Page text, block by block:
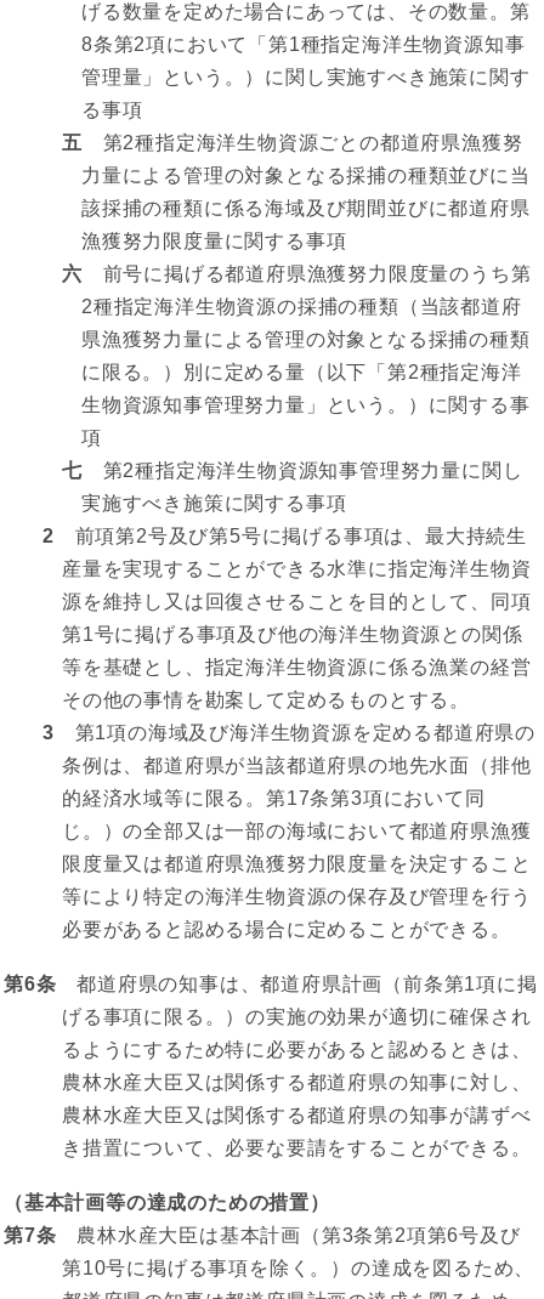
げる数量を定めた場合にあっては、その数量。第
8条第2項において「第1種指定海洋生物資源知事
管理量」という。）に関し実施すべき施策に関す
る事項
五 第2種指定海洋生物資源ごとの都道府県漁獲努
力量による管理の対象となる採捕の種類並びに当
該採捕の種類に係る海域及び期間並びに都道府県
漁獲努力限度量に関する事項
六 前号に掲げる都道府県漁獲努力限度量のうち第
2種指定海洋生物資源の採捕の種類（当該都道府
県漁獲努力量による管理の対象となる採捕の種類
に限る。）別に定める量（以下「第2種指定海洋
生物資源知事管理努力量」という。）に関する事
項
七第2種指定海洋生物資源知事管理努力量に関し
実施すべき施策に関する事項
2 前項第2号及び第5号に掲げる事項は、最大持続生
産量を実現することができる水準に指定海洋生物資
源を維持し又は回復させることを目的として、同項
第1号に掲げる事項及び他の海洋生物資源との関係
等を基礎とし、指定海洋生物資源に係る漁業の経営
その他の事情を勘案して定めるものとする。
3 第1項の海域及び海洋生物資源を定める都道府県の
条例は、都道府県が当該都道府県の地先水面（排他
的経済水域等に限る。第17条第3項において同
じ。）の全部又は一部の海域において都道府県漁獲
限度量又は都道府県漁獲努力限度量を決定すること
等により特定の海洋生物資源の保存及び管理を行う
必要があると認める場合に定めることができる。
第6条 都道府県の知事は、都道府県計画（前条第1項に掲
げる事項に限る。）の実施の効果が適切に確保され
るようにするため特に必要があると認めるときは、
農林水産大臣又は関係する都道府県の知事に対し、
農林水産大臣又は関係する都道府県の知事が講ずべ
き措置について、必要な要請をすることができる。
（基本計画等の達成のための措置）
第7条 農林水産大臣は基本計画（第3条第2項第6号及び
第10号に掲げる事項を除く。）の達成を図るため、